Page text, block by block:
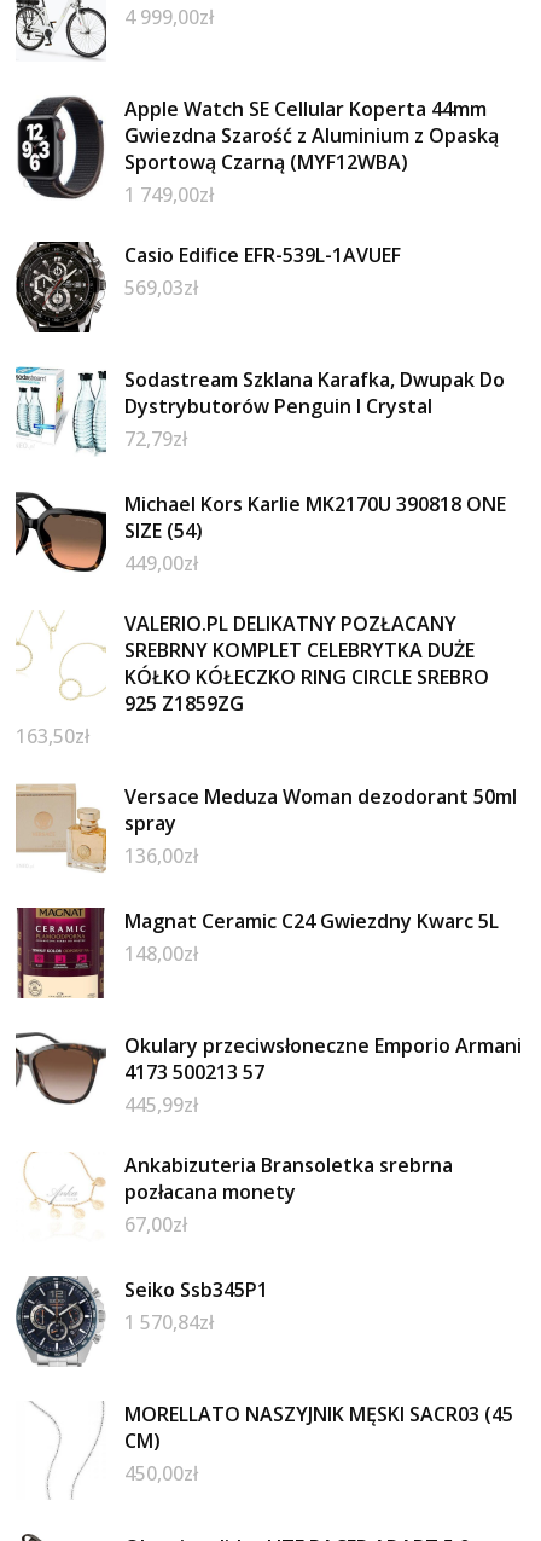
4 999,00zł
Apple Watch SE Cellular Koperta 44mm
Gwiezdna Szarość z Aluminium z Opaską
Sportową Czarną (MYF12WBA)
1 749,00zł
Casio Edifice EFR-539L-1AVUEF
569,03zł
Sodastream Szklana Karafka, Dwupak Do
Dystrybutorów Penguin I Crystal
72,79zł
Michael Kors Karlie MK2170U 390818 ONE
SIZE (54)
449,00zł
VALERIO.PL DELIKATNY POZŁACANY
SREBRNY KOMPLET CELEBRYTKA DUŻE
KÓŁKO KÓŁECZKO RING CIRCLE SREBRO
925 Z1859ZG
163,50zł
Versace Meduza Woman dezodorant 50ml
spray
136,00zł
Magnat Ceramic C24 Gwiezdny Kwarc 5L
148,00zł
Okulary przeciwsłoneczne Emporio Armani
4173 500213 57
445,99zł
Ankabizuteria Bransoletka srebrna
pozłacana monety
67,00zł
Seiko Ssb345P1
1 570,84zł
MORELLATO NASZYJNIK MĘSKI SACR03 (45
CM)
450,00zł